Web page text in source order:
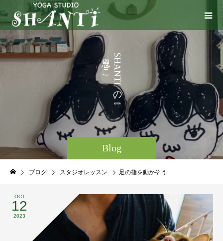
Blog
S
H
A
N
T
I
の
。
う
こ
と
な
ブログ スタジオレッスン 足の指を動かそう
OCT
12
2023